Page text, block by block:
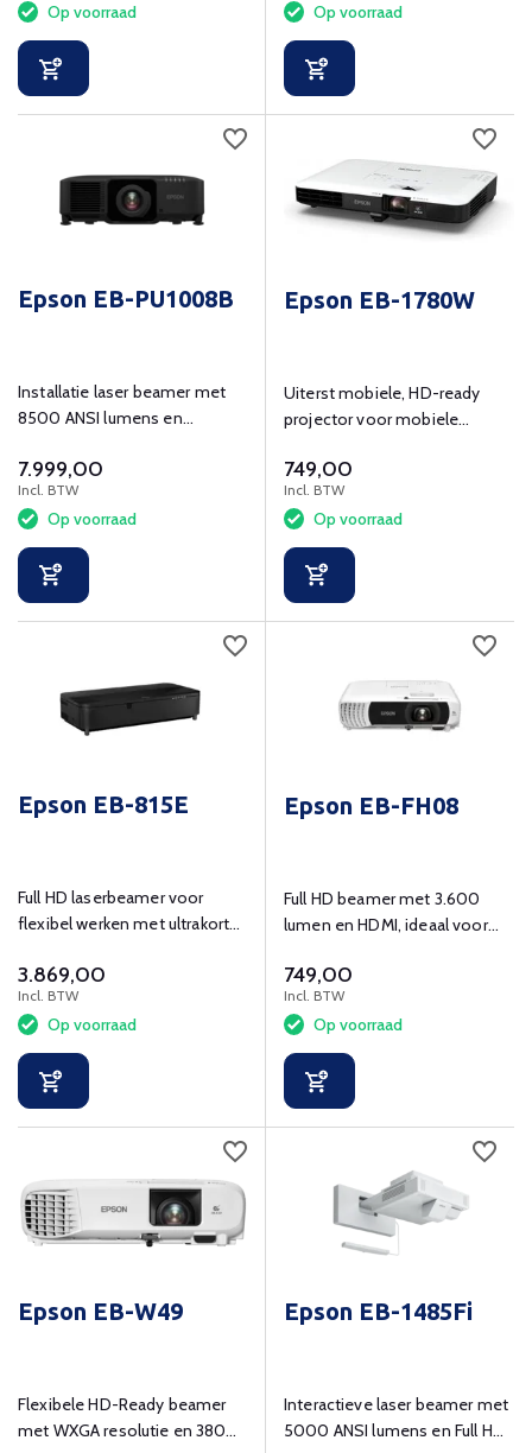
Op voorraad Op voorraad
Epson EB-PU1008B
Installatie laser beamer met
8500 ANSI lumens en
7.999,00
Incl. BTW
Op voorraad
Epson EB-1780W
Uiterst mobiele, HD-ready
projector voor mobiele
749,00
Incl. BTW
Op voorraad
Epson EB-815E
Full HD laserbeamer voor
flexibel werken met ultrakorte
3.869,00
Incl. BTW
Op voorraad
Epson EB-FH08
Full HD beamer met 3.600
lumen en HDMI, ideaal voor
749,00
Incl. BTW
Op voorraad
Epson EB-W49
Flexibele HD-Ready beamer
met WXGA resolutie en 3800
Epson EB-1485Fi
Interactieve laser beamer met
5000 ANSI lumens en Full HD